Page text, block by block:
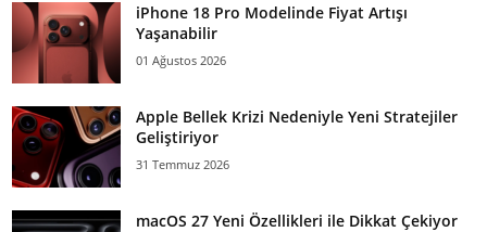
iPhone 18 Pro Modelinde Fiyat Artışı
Yaşanabilir
01 Ağustos 2026
Apple Bellek Krizi Nedeniyle Yeni Stratejiler
Geliştiriyor
31 Temmuz 2026
macOS 27 Yeni Özellikleri ile Dikkat Çekiyor